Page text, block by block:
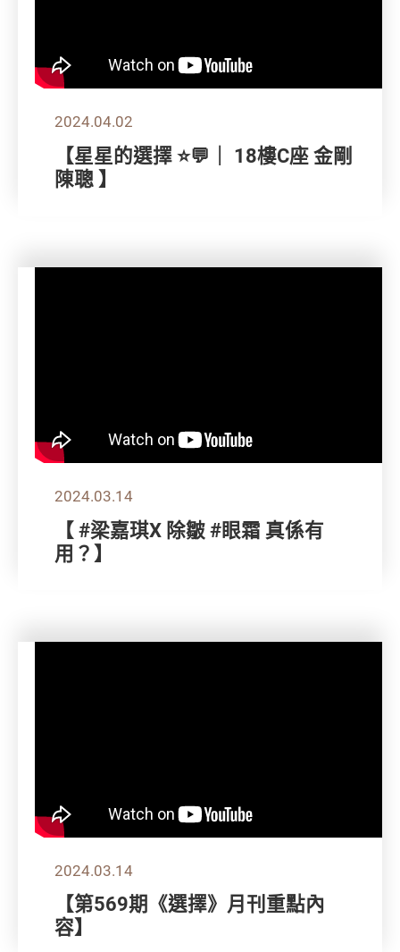
2024.04.02
【星星的選擇 ⭐💬｜ 18樓C座 金剛
陳聰 】
2024.03.14
【 #梁嘉琪X 除皺 #眼霜 真係有
用？】
2024.03.14
【第569期《選擇》月刊重點內
容】